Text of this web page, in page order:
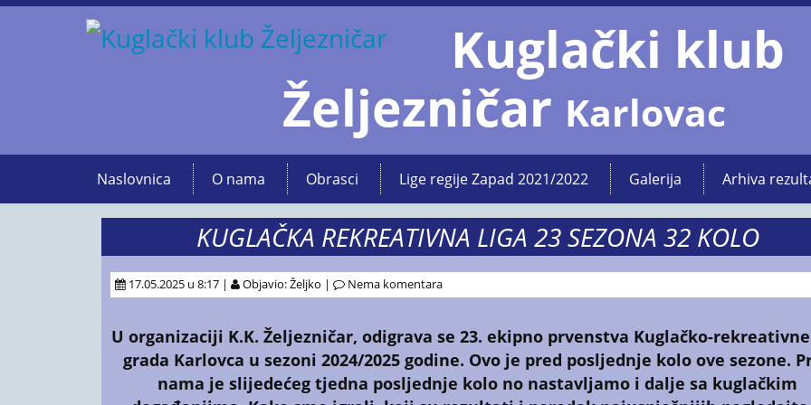
Kuglački klub
Željezničar Karlovac
Naslovnica O nama Obrasci Lige regije Zapad 2021/2022 Galerija Arhiva
KUGLAČKA REKREATIVNA LIGA 23 SEZONA 32 KOLO
17.05.2025 u 8:17 | Objavio: Željko | Nema komentara
U organizaciji K.K. Željezničar, odigrava se 23. ekipno prvenstva Kuglačko-
grada Karlovca u sezoni 2024/2025 godine. Ovo je pred posljednje kolo ove sezone.
nama je slijedećeg tjedna posljednje kolo no nastavljamo i dalje sa kuglačkim